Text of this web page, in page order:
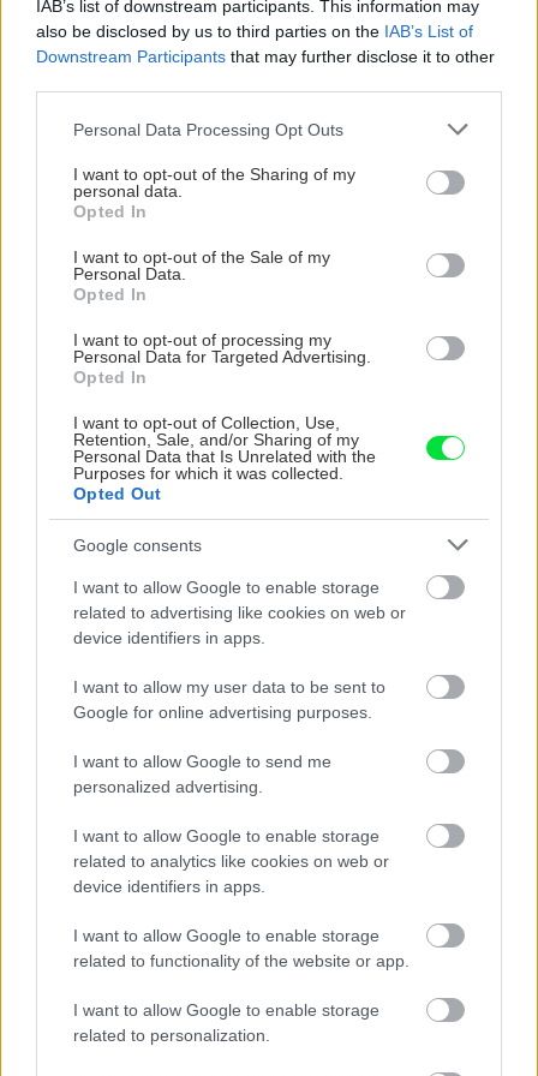
IAB’s list of downstream participants. This information may
also be disclosed by us to third parties on the IAB’s List of
Downstream Participants that may further disclose it to other
Please note that this website/app uses one or more Google
not limited to your visit or usage behaviour. You may click to
grant or deny consent to Google and its third-party tags to
use your data for below specified purposes in below Google
consent section.
Personal Data Processing Opt Outs
I want to opt-out of the Sharing of my
personal data.
Opted In
I want to opt-out of the Sale of my
Personal Data.
Opted In
I want to opt-out of processing my
Personal Data for Targeted Advertising.
Opted In
I want to opt-out of Collection, Use,
Retention, Sale, and/or Sharing of my
Personal Data that Is Unrelated with the
Purposes for which it was collected.
Opted Out
Google consents
I want to allow Google to enable storage
related to advertising like cookies on web or
device identifiers in apps.
I want to allow my user data to be sent to
Google for online advertising purposes.
I want to allow Google to send me
personalized advertising.
I want to allow Google to enable storage
related to analytics like cookies on web or
device identifiers in apps.
I want to allow Google to enable storage
related to functionality of the website or app.
I want to allow Google to enable storage
related to personalization.
orechové svietidlo
TÝŽDEŇ
Trvalky, ktoré znesú sucho a teplo? Tieto
vysaďte na miesta, na ktoré slnko svieti celý
Dom s ukážkovou záhradou: Majitelia mali pri
Čo robiť, ak paradajky dozrievajú pomaly? Trik
s odlisťovaním funguje aj cez leto, ale pozor na
chyby
Nekupujte drahé lapače: Vyrobte si za 5 minút
domácu pascu na osy a sršne, ktorá ich
nepustí von
Chcete dominantu interiéru, ktorá pritiahne
pohľady? Vyrobte si takéto masívne orechové
NAŠE ČASOPISY